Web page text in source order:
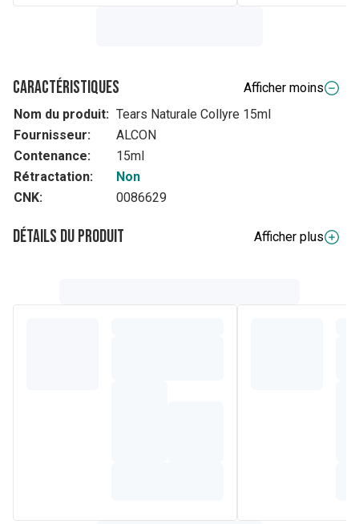
Caractéristiques
Afficher moins
Nom du produit: Tears Naturale Collyre 15ml
Fournisseur:
ALCON
Contenance:
15ml
Rétractation:
Non
CNK:
0086629
Détails du produit
Afficher plus
mg/ml). ? Les autres composants sont le chlorure de